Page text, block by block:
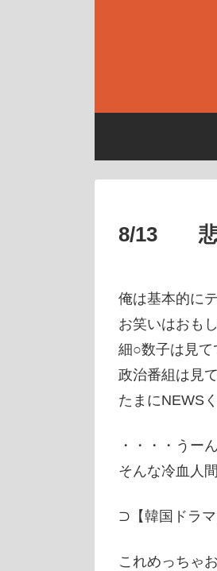
8/13 悲
俺は基本的に
お笑いはおも
細○数子は見て
政治番組は見
たまにNEWS
・・・・うー
そんな冷血人
⊃【韓国ドラマ
これめっちゃ